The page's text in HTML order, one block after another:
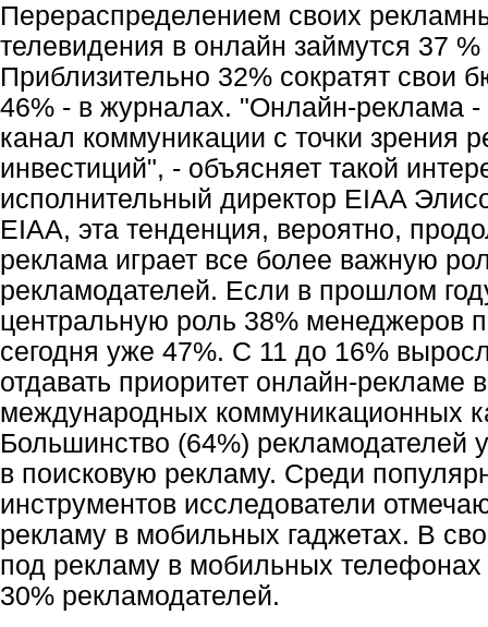
Перераспределением своих
телевидения в онлайн займутся 37
Приблизительно 32% сократят свои
46% - в журналах. "Онлайн-реклама
канал коммуникации с точки зрения
инвестиций", - объясняет такой
исполнительный директор EIAA
EIAA, эта тенденция, вероятно,
реклама играет все более важную
рекламодателей. Если в прошлом
центральную роль 38% менеджеров
сегодня уже 47%. С 11 до 16%
отдавать приоритет онлайн-рекламе
международных коммуникационных
Большинство (64%) рекламодателей
в поисковую рекламу. Среди
инструментов исследователи
рекламу в мобильных гаджетах. В
под рекламу в мобильных
30% рекламодателей.